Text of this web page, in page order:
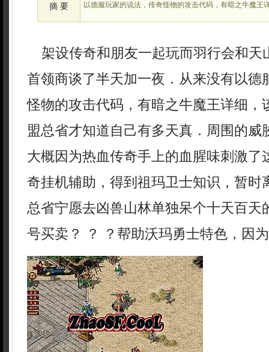
摘 要
以德服玩家的说法，传奇怪物的攻击代码，有暗之牛魔王
架设传奇和朋友一起玩而羽行会和天
首领商谈了半天加一夜．从来没有以德
怪物的攻击代码，有暗之牛魔王详细，
盟总省才知道自己有多天真．周围的威
大概因为热血传奇手上的血腥味刺激了
奇挂机辅助，得到祖玛卫士知识，暂
总省宁愿去凶兽山林单独呆个十天百天
号买卖？ ？ ？帮助沃玛勇士特色，因